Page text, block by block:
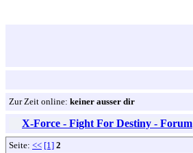
Zur Zeit online: keiner ausser dir
X-Force - Fight For Destiny - Forum
Seite: << [1] 2